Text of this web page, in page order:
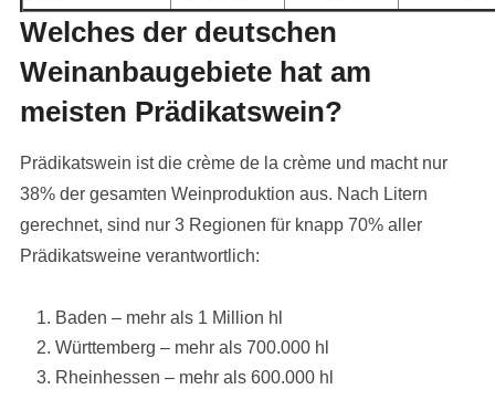
Welches der deutschen
Weinanbaugebiete hat am
meisten Prädikatswein?
Prädikatswein ist die crème de la crème und macht nur
38% der gesamten Weinproduktion aus. Nach Litern
gerechnet, sind nur 3 Regionen für knapp 70% aller
Prädikatsweine verantwortlich:
Baden – mehr als 1 Million hl
Württemberg – mehr als 700.000 hl
Rheinhessen – mehr als 600.000 hl